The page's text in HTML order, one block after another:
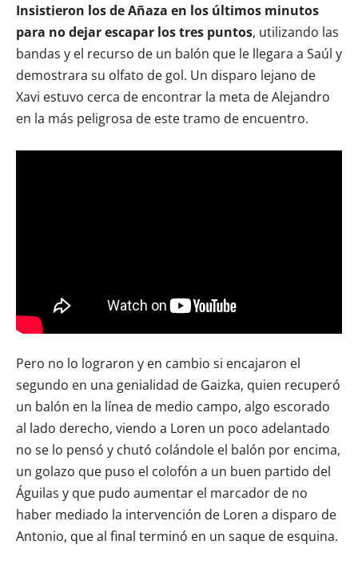
Insistieron los de Añaza en los últimos minutos
para no dejar escapar los tres puntos, utilizando las
bandas y el recurso de un balón que le llegara a Saúl y
demostrara su olfato de gol. Un disparo lejano de
Xavi estuvo cerca de encontrar la meta de Alejandro
en la más peligrosa de este tramo de encuentro.
Pero no lo lograron y en cambio si encajaron el
segundo en una genialidad de Gaizka, quien recuperó
un balón en la línea de medio campo, algo escorado
al lado derecho, viendo a Loren un poco adelantado
no se lo pensó y chutó colándole el balón por encima,
un golazo que puso el colofón a un buen partido del
Águilas y que pudo aumentar el marcador de no
haber mediado la intervención de Loren a disparo de
Antonio, que al final terminó en un saque de esquina.